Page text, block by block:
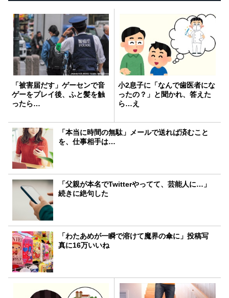
「被害届だす」ゲーセンで音
ゲーをプレイ後、ふと髪を触
ったら…
小2息子に「なんで歯医者にな
ったの？」と聞かれ、答えた
ら…え
「本当に時間の無駄」メールで送れば済むこと
を、仕事相手は…
「父親が本名でTwitterやってて、芸能人に…」
続きに絶句した
「わたあめが一瞬で溶けて魔界の傘に」投稿写
真に16万いいね